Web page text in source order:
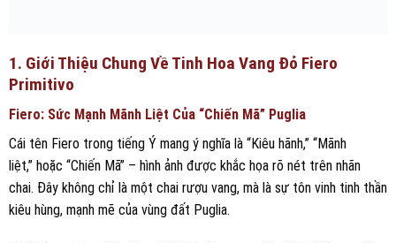
1. Giới Thiệu Chung Về Tinh Hoa Vang Đỏ Fiero
Primitivo
Fiero: Sức Mạnh Mãnh Liệt Của “Chiến Mã” Puglia
Cái tên Fiero trong tiếng Ý mang ý nghĩa là “Kiêu hãnh,” “Mãnh
liệt,” hoặc “Chiến Mã” – hình ảnh được khắc họa rõ nét trên nhãn
chai. Đây không chỉ là một chai rượu vang, mà là sự tôn vinh tinh thần
kiêu hùng, mạnh mẽ của vùng đất Puglia.